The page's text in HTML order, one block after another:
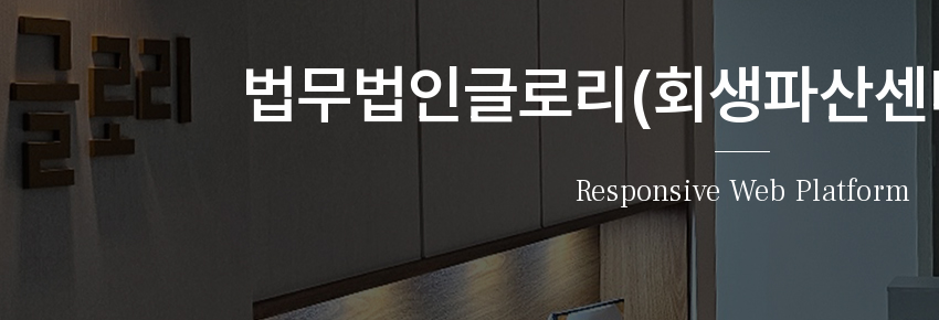
법무법인글로리(회생파산
Responsive Web Platform